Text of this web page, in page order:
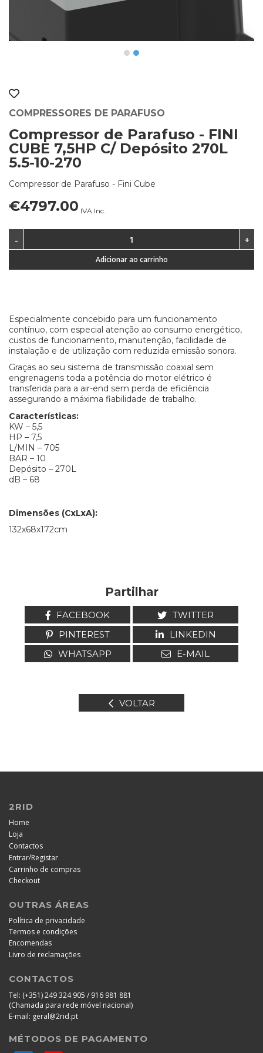
COMPRESSORES DE PARAFUSO
Compressor de Parafuso - FINI
CUBE 7,5HP C/ Depósito 270L
5.5-10-270
Compressor de Parafuso - Fini Cube
€4797.00 IVA Inc.
Adicionar ao carrinho
Especialmente concebido para um funcionamento
contínuo, com especial atenção ao consumo energético,
custos de funcionamento, manutenção, facilidade de
instalação e de utilização com reduzida emissão sonora.
Graças ao seu sistema de transmissão coaxial sem
engrenagens toda a potência do motor elétrico é
transferida para a air-end sem perda de eficiência
assegurando a máxima fiabilidade de trabalho.
Características:
KW – 5,5
HP – 7,5
L/MIN – 705
BAR – 10
Depósito – 270L
dB – 68
Dimensões (CxLxA):
132x68x172cm
Partilhar
FACEBOOK
TWITTER
PINTEREST
LINKEDIN
WHATSAPP
E-MAIL
VOLTAR
2RID
Home
Loja
Contactos
Entrar/Registar
Carrinho de compras
Checkout
OUTRAS ÁREAS
Política de privacidade
Termos e condições
Encomendas
Livro de reclamações
CONTACTOS
Tel: (+351) 249 324 905 / 916 981 881
(Chamada para rede móvel nacional)
E-mail: geral@2rid.pt
MÉTODOS DE PAGAMENTO